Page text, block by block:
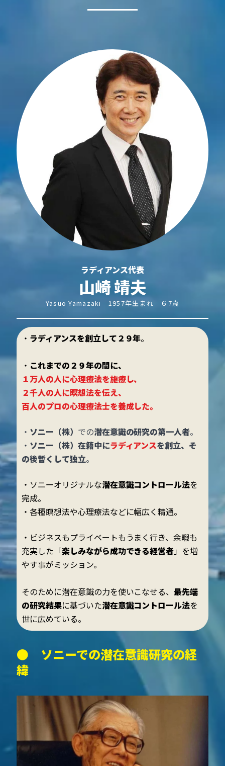
ラディアンス代表
山崎 靖夫
Yasuo Yamazaki 1957年生まれ ６7歳
・ ラディアンスを創立して２９年。
・ これまでの２９年の間に、
１万人の人に心理療法を施療​し、
２千人の人に瞑想法を伝え、
百人のプロの心理療法士を養成した。
・ ソニー（株） での潜在意識の研究の第一人者。
・ ソニー（株）在籍中にラディアンスを創立、そ
の後暫くして独立。
・ソニーオリジナルな潜在意識コントロール法を
完成。
・各種瞑想法や心理療法などに幅広く精通。
・ビジネスもプライベートもうまく行き、余暇も
充実した「楽しみながら成功できる経営者」を増
やす事がミッション。
そのために潜在意識の力を使いこなせる、最先端
の研究結果に基づいた潜在意識コントロール法を
世に広めている。
● ソニーでの潜在意識研究の経
緯